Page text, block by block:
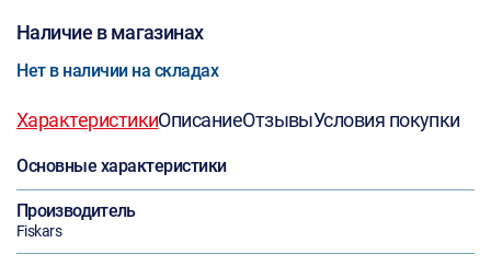
Наличие в магазинах
Нет в наличии на складах
ХарактеристикиОписаниеОтзывыУсловия покупки
Основные характеристики
Производитель
Fiskars